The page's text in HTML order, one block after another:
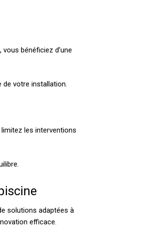
bénéficiez d’une
de votre installation.
les interventions
solutions adaptées à
efficace.